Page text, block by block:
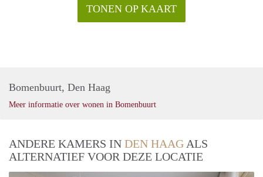
TONEN OP KAART
Bomenbuurt, Den Haag
Meer informatie over wonen in Bomenbuurt
ANDERE KAMERS IN DEN HAAG ALS
ALTERNATIEF VOOR DEZE LOCATIE